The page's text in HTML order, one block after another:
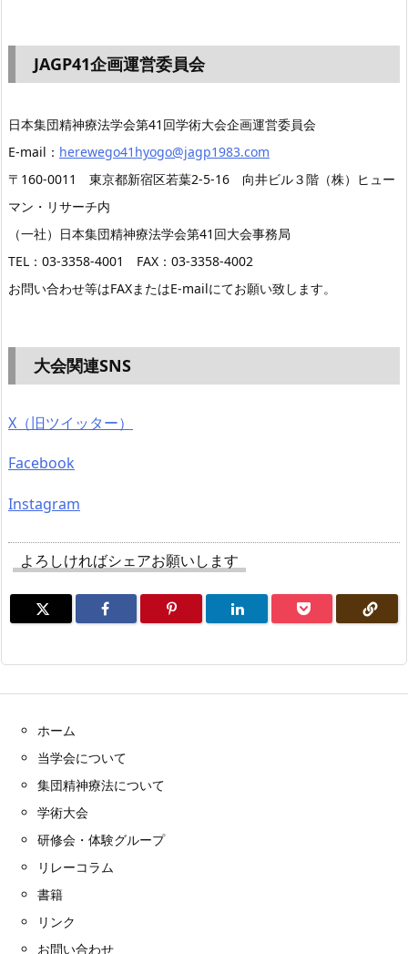
JAGP41企画運営委員会
日本集団精神療法学会第41回学術大会企画運営委員会
E-mail： herewego41hyogo@jagp1983.com
〒160-0011 東京都新宿区若葉2-5-16 向井ビル３階（株）ヒュー
マン・リサーチ内
（一社）日本集団精神療法学会第41回大会事務局
TEL：03-3358-4001 FAX：03-3358-4002
お問い合わせ等はFAXまたはE-mailにてお願い致します。
大会関連SNS
X（旧ツイッター）
Facebook
Instagram
よろしければシェアお願いします
ホーム
当学会について
集団精神療法について
学術大会
研修会・体験グループ
リレーコラム
書籍
リンク
お問い合わせ